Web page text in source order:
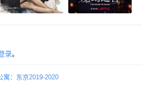
录。
寓：东京2019-2020